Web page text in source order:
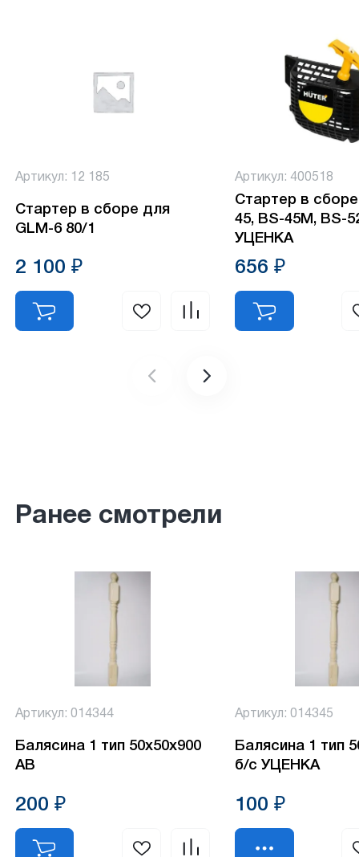
Артикул: 12 185
Стартер в сборе для
GLM-6 80/1
2 100 ₽
Артикул: 400518
Стартер в
45, BS-45М, BS-
УЦЕНКА
656 ₽
Ранее смотрели
Артикул: 014344
Балясина 1 тип 50х50х900
АВ
200 ₽
Артикул: 014345
Балясина 1 тип
б/с УЦЕНКА
100 ₽